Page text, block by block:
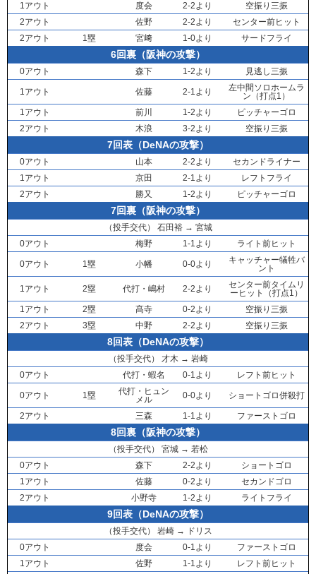
1アウト
度会 2-2より
空振り三振
2アウト
佐野 2-2より
センター前ヒット
2アウト
1塁 宮﨑 1-0より サードフライ
6回裏（阪神の攻撃）
0アウト 森下 1-2より 見逃し三振
1アウト 佐藤 2-1より
左中間ソロホームラ
ン（打点1）
1アウト
前川 1-2より
ピッチャーゴロ
2アウト
木浪 3-2より 空振り三振
7回表（DeNAの攻撃）
0アウト 山本 2-2より
セカンドライナー
1アウト
京田 2-1より
レフトフライ
2アウト
勝又 1-2より ピッチャーゴロ
7回裏（阪神の攻撃）
（投手交代） 石田裕→ 宮城
0アウト
梅野 1-1より ライト前ヒット
0アウト 1塁 小幡 0-0より
キャッチャー犠牲バ
ント
1アウト 2塁 代打・ 嶋村 2-2より
センター前タイムリ
ーヒット（打点1）
1アウト
2塁 髙寺 0-2より
空振り三振
2アウト
3塁 中野 2-2より 空振り三振
8回表（DeNAの攻撃）
（投手交代） 才木→ 岩崎
0アウト
代打・ 蝦名 0-1より レフト前ヒット
0アウト 1塁 代打・ ヒュン
メル
0-0より ショートゴロ併殺打
2アウト 三森 1-1より ファーストゴロ
8回裏（阪神の攻撃）
（投手交代） 宮城→ 若松
0アウト
森下 2-2より
ショートゴロ
1アウト
佐藤 0-2より
セカンドゴロ
2アウト
小野寺 1-2より ライトフライ
9回表（DeNAの攻撃）
（投手交代） 岩崎→
ドリス
0アウト
度会 0-1より
ファーストゴロ
1アウト
佐野 1-1より レフト前ヒット